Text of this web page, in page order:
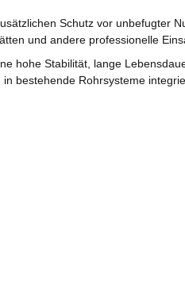
Schutz vor unbefugter
und andere professionelle
hohe Stabilität, lange
bestehende Rohrsysteme